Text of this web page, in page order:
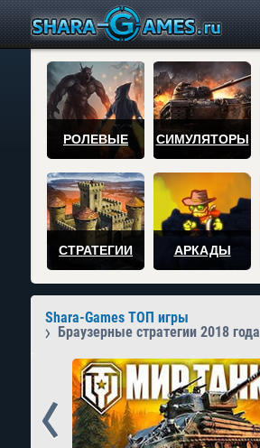
РОЛЕВЫЕ СИМУЛЯТОРЫ
СТРАТЕГИИ АРКАДЫ
Shara-Games ТОП игры
Браузерные стратегии 2018 года
Prev